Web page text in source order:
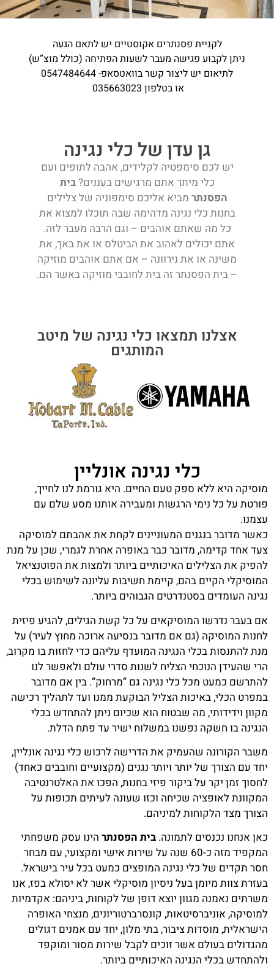
לקניית פסנתרים אקוסטיים יש לתאם הגעה
ניתן לקבוע פגישה מעבר לשעות הפתיחה (כולל מוצ”ש)
לתיאום יש ליצור קשר בוואטסאפ- 0547484644
או בטלפון 035663023
גן עדן של כלי נגינה
יש לכם סימפטיה לקלידים, אהבה לתופים ועם
כלי מיתר אתם מרגישים בעננים?בית
הפסנתר מביא אליכם סימפוניה של צלילים
בחנות כלי נגינה מדהימה שבה תוכלו למצוא את
כל מה שאתם אוהבים – וגם הרבה מעבר לזה.
אתם יכולים לאהוב את הביטלס או את באך, את
משינה או את נירוונה – אם אתם אוהבים מוזיקה
– בית הפסנתר זה בית לחובבי מוזיקה באשר הם.
אצלנו תמצאו כלי נגינה של מיטב
המותגים
כלי נגינה אונליין
מוסיקה היא ללא ספק טעם החיים. היא גורמת לנו לחייך,
פורטת על כל נימי הרגשות ומעבירה אותנו מסע שלם עם
עצמנו.
כאשר מדובר בנגנים המעוניינים לקחת את אהבתם למוסיקה
צעד אחד קדימה, מדובר כבר באופרה אחרת לגמרי, שכן על מנת
להפיק את הצלילים האיכותיים ביותר ולמצות את הפוטנציאל
המוסיקלי הקיים בהם, קיימת חשיבות עליונה לשימוש בכלי
נגינה העומדים בסטנדרטים הגבוהים ביותר.
אם בעבר נדרשו המוסיקאים על כל קשת הגילים, להגיע פיזית
לחנות המוסיקה (גם אם מדובר בנסיעה ארוכה מחוץ לעיר) על
מנת להתנסות בכלי הנגינה המועדף עליהם כדי לחזות בו מקרוב,
הרי שהעידן הנוכחי הצליח לשנות סדרי עולם ולאפשר לנו
להתרשם כמעט מכל כלי נגינה גם ”מרחוק”. בין אם מדובר
במפרט הכלי, באיכות הצליל הבוקעת ממנו ועד לתהליך רכישה
מקוון וידידותי, מה שבטוח הוא שכיום ניתן להתחדש בכלי
הנגינה בו חשקה נפשנו במשלוח ישיר עד פתח הדלת.
משבר הקורונה שהעמיק את הדרישה לרכוש כלי נגינה אונליין,
יחד עם הצורך של יותר ויותר נגנים (מקצועיים וחובבים כאחד)
לחסוך זמן יקר על ביקור פיזי בחנות, הפכו את האלטרנטיבה
המקוונת לאופציה שכיחה וכזו שעונה לעיתים תכופות על
הצורך מצד הלקוחות למיניהם.
כאן אנחנו נכנסים לתמונה. בית הפסנתר הינו עסק משפחתי
המקפיד מזה כ-60 שנה על שירות אישי ומקצועי, עם מבחר
חסר תקדים של כלי נגינה המופצים כמעט בכל עיר בישראל.
בעזרת צוות מיומן בעל ניסיון מוסיקלי אשר לא יסולא בפז, אנו
משרתים נאמנה מגוון יוצא דופן של לקוחות, ביניהם: אקדמיות
למוסיקה, אוניברסיטאות, קונסרברטוריונים, מנצחי האופרה
הישראלית, מוסדות ציבור, בתי מלון, יחד עם אמנים דגולים
מהגדולים בעולם אשר זוכים לקבל שירות מסור ומוקפד
ולהתחדש בכלי הנגינה האיכותיים ביותר.